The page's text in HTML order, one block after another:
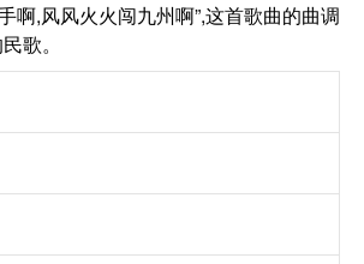
啊,风风火火闯九州啊”,这首歌曲的曲调
歌。